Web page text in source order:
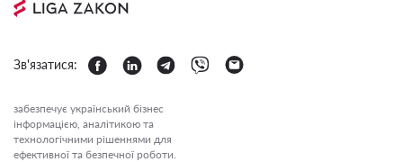
Зв'язатися:
забезпечує український бізнес
інформацією, аналітикою та
технологічними рішеннями для
ефективної та безпечної роботи.